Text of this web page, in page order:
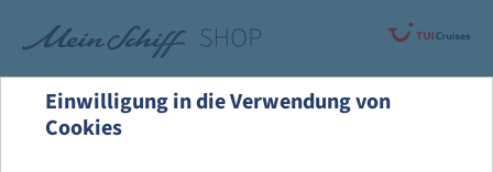
Einwilligung in die Verwendung von
Cookies